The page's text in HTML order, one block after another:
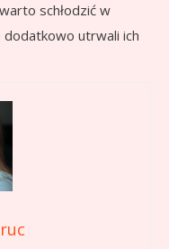
schłodzić w
utrwali ich